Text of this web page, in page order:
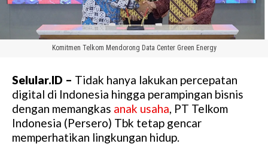
Komitmen Telkom Mendorong Data Center Green Energy
Selular.ID – Tidak hanya lakukan percepatan
digital di Indonesia hingga perampingan bisnis
dengan memangkas anak usaha, PT Telkom
Indonesia (Persero) Tbk tetap gencar
memperhatikan lingkungan hidup.